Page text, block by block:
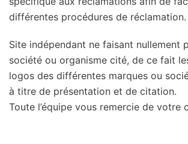
différentes procédures de réclamation.
Site indépendant ne faisant nullement
société ou organisme cité, de ce fait
logos des différentes marques ou
à titre de présentation et de citation.
Toute l’équipe vous remercie de votre